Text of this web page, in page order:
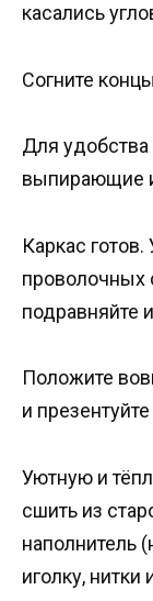
касались
Согните
Для удобства
выпирающие
Каркас
проволочных
подравняйте
Положите
и
Уютную и
сшить из
наполнитель
иголку,